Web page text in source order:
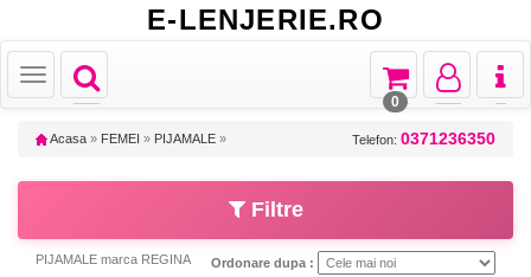
E-LENJERIE.RO
Toggle
navigation
Toggle
Toggle
navigation
Toggle
navigation
Toggle
navigation
0
Acasa » FEMEI » PIJAMALE » Telefon: 0371236350
Filtre
PIJAMALE marca REGINA Ordonare dupa :